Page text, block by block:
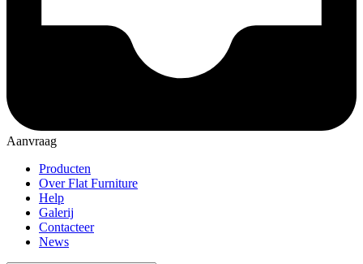
Aanvraag
Producten
Over Flat Furniture
Help
Galerij
Contacteer
News